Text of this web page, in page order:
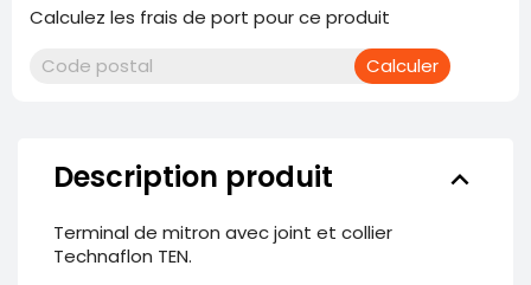
Calculez les frais de port pour ce produit
Calculer
Description produit keyboard_arrow_down
Terminal de mitron avec joint et collier
Technaflon TEN.